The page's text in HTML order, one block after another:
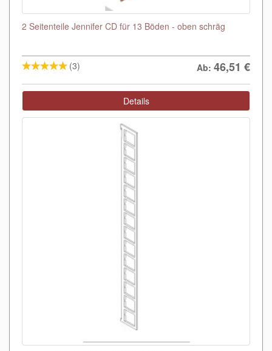
2 Seitenteile Jennifer CD für 13 Böden - oben schräg
(3) Ab: 46,51 €
Details